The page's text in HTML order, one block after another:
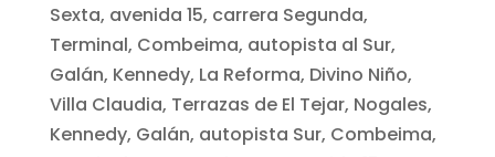
Sexta, avenida 15, carrera Segunda,
Terminal, Combeima, autopista al Sur,
Galán, Kennedy, La Reforma, Divino Niño,
Villa Claudia, Terrazas de El Tejar, Nogales,
Kennedy, Galán, autopista Sur, Combeima,